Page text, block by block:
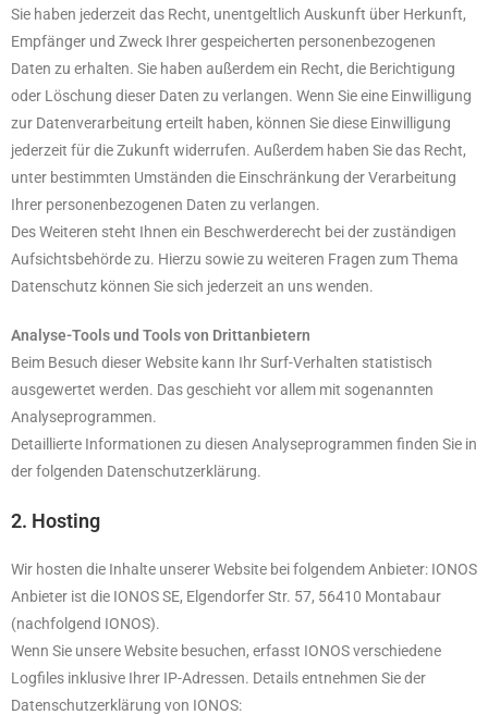
Sie haben jederzeit das Recht, unentgeltlich Auskunft über Herkunft,
Empfänger und Zweck Ihrer gespeicherten personenbezogenen
Daten zu erhalten. Sie haben außerdem ein Recht, die Berichtigung
oder Löschung dieser Daten zu verlangen. Wenn Sie eine Einwilligung
zur Datenverarbeitung erteilt haben, können Sie diese Einwilligung
jederzeit für die Zukunft widerrufen. Außerdem haben Sie das Recht,
unter bestimmten Umständen die Einschränkung der Verarbeitung
Ihrer personenbezogenen Daten zu verlangen.
Des Weiteren steht Ihnen ein Beschwerderecht bei der zuständigen
Aufsichtsbehörde zu. Hierzu sowie zu weiteren Fragen zum Thema
Datenschutz können Sie sich jederzeit an uns wenden.
Analyse-Tools und Tools von Drittanbietern
Beim Besuch dieser Website kann Ihr Surf-Verhalten statistisch
ausgewertet werden. Das geschieht vor allem mit sogenannten
Analyseprogrammen.
Detaillierte Informationen zu diesen Analyseprogrammen finden Sie in
der folgenden Datenschutzerklärung.
2. Hosting
Wir hosten die Inhalte unserer Website bei folgendem Anbieter: IONOS
Anbieter ist die IONOS SE, Elgendorfer Str. 57, 56410 Montabaur
(nachfolgend IONOS).
Wenn Sie unsere Website besuchen, erfasst IONOS verschiedene
Logfiles inklusive Ihrer IP-Adressen. Details entnehmen Sie der
Datenschutzerklärung von IONOS: